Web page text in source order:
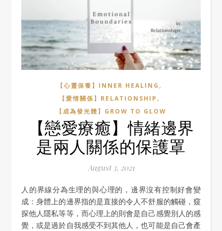
【心靈保養】INNER HEALING ,
【愛情關係】RELATIONSHIP ,
【成為發光體】GROW TO GLOW
【戀愛療癒】情緒邊界
是兩人關係的保護罩
August 3, 2021
人的界線分為生理的與心理的，邊界沒有控制好會變
成：身體上的邊界指的是直接的令人不舒服的觸碰，窺
探他人隱私等等，而心理上的則會是自己感覺別人的感
覺，或是過於自我感受不到其他人，也可能是自己會產